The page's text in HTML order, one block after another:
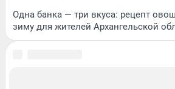
Одна банка — три вкуса: рецепт
зиму для жителей Архангельской